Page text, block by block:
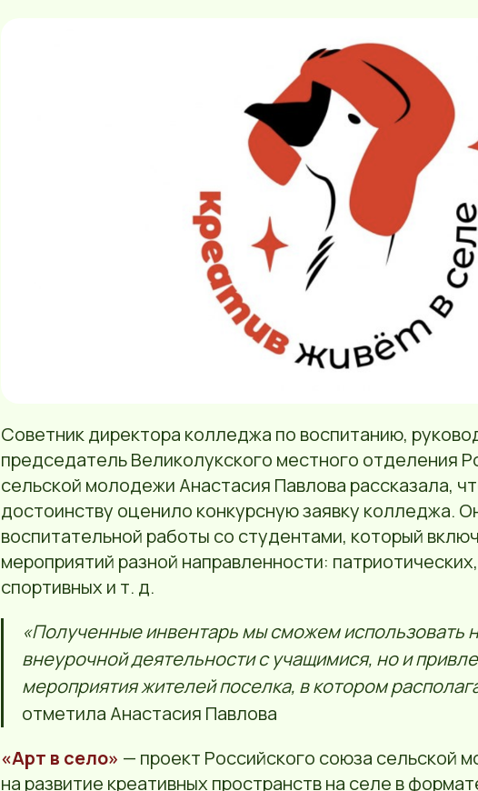
Советник директора колледжа по воспитанию,
председатель Великолукского местного отделения
сельской молодежи Анастасия Павлова рассказала,
достоинству оценило конкурсную заявку колледжа.
воспитательной работы со студентами, который
мероприятий разной направленности:
спортивных и т. д.
«Полученные инвентарь мы сможем использовать
внеурочной деятельности с учащимися, но и
мероприятия жителей поселка, в котором
отметила Анастасия Павлова
«Арт в село» — проект Российского союза сельской
на развитие креативных пространств на селе в